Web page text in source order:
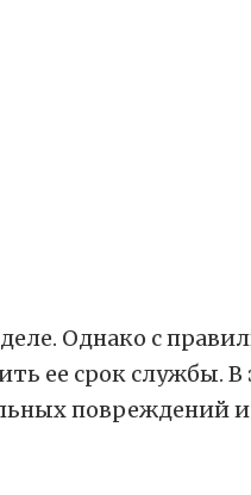
Однако с
ее срок службы. В
повреждений и